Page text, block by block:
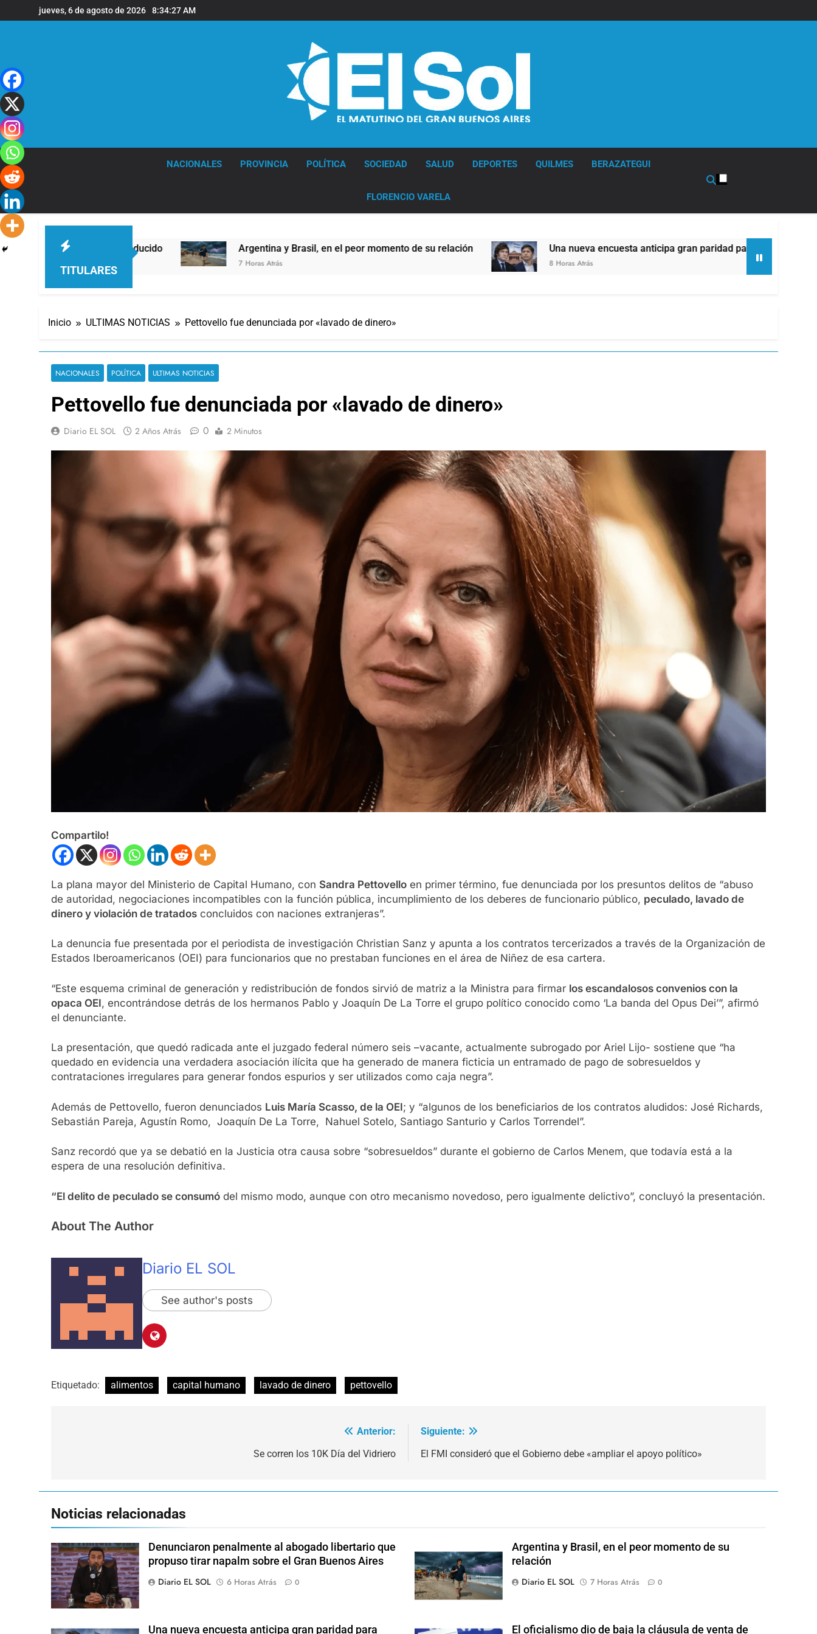
al
jueves, 6 de agosto de 2026 8:34:28 AM
NACIONALES PROVINCIA POLÍTICA SOCIEDAD SALUD DEPORTES QUILMES BERAZATEGUI
FLORENCIO VARELA
TITULARES
con el Reducido Argentina y Brasil, en el peor momento de su relación
7 Horas Atrás
Una nueva encuesta anticipa gran paridad para 2027 y da un ganador para el
8 Horas Atrás
Inicio ULTIMAS NOTICIAS Pettovello fue denunciada por «lavado de dinero»
NACIONALES POLÍTICA ULTIMAS NOTICIAS
Pettovello fue denunciada por «lavado de dinero»
Diario EL SOL 2 Años Atrás 0 2 Minutos
Compartilo!
La plana mayor del Ministerio de Capital Humano, con Sandra Pettovello en primer término, fue denunciada por los presuntos delitos de “abuso
de autoridad, negociaciones incompatibles con la función pública, incumplimiento de los deberes de funcionario público, peculado, lavado de
dinero y violación de tratados concluidos con naciones extranjeras”.
La denuncia fue presentada por el periodista de investigación Christian Sanz y apunta a los contratos tercerizados a través de la Organización de
Estados Iberoamericanos (OEI) para funcionarios que no prestaban funciones en el área de Niñez de esa cartera.
“Este esquema criminal de generación y redistribución de fondos sirvió de matriz a la Ministra para firmar los escandalosos convenios con la
opaca OEI, encontrándose detrás de los hermanos Pablo y Joaquín De La Torre el grupo político conocido como ‘La banda del Opus Dei’”, afirmó
el denunciante.
La presentación, que quedó radicada ante el juzgado federal número seis –vacante, actualmente subrogado por Ariel Lijo- sostiene que “ha
quedado en evidencia una verdadera asociación ilícita que ha generado de manera ficticia un entramado de pago de sobresueldos y
contrataciones irregulares para generar fondos espurios y ser utilizados como caja negra”.
Además de Pettovello, fueron denunciados Luis María Scasso, de la OEI; y “algunos de los beneficiarios de los contratos aludidos: José Richards,
Sebastián Pareja, Agustín Romo, Joaquín De La Torre, Nahuel Sotelo, Santiago Santurio y Carlos Torrendel”.
Sanz recordó que ya se debatió en la Justicia otra causa sobre “sobresueldos” durante el gobierno de Carlos Menem, que todavía está a la
espera de una resolución definitiva.
“El delito de peculado se consumó del mismo modo, aunque con otro mecanismo novedoso, pero igualmente delictivo”, concluyó la presentación.
About The Author
Diario EL SOL
See author's posts
Etiquetado: alimentos capital humano lavado de dinero pettovello
Anterior:
Se corren los 10K Día del Vidriero
Siguiente:
El FMI consideró que el Gobierno debe «ampliar el apoyo político»
Noticias relacionadas
Denunciaron penalmente al abogado libertario que
propuso tirar napalm sobre el Gran Buenos Aires
Diario EL SOL
6 Horas Atrás 0
Argentina y Brasil, en el peor momento de su
relación
Diario EL SOL
7 Horas Atrás 0
Una nueva encuesta anticipa gran paridad para El oficialismo dio de baja la cláusula de venta de